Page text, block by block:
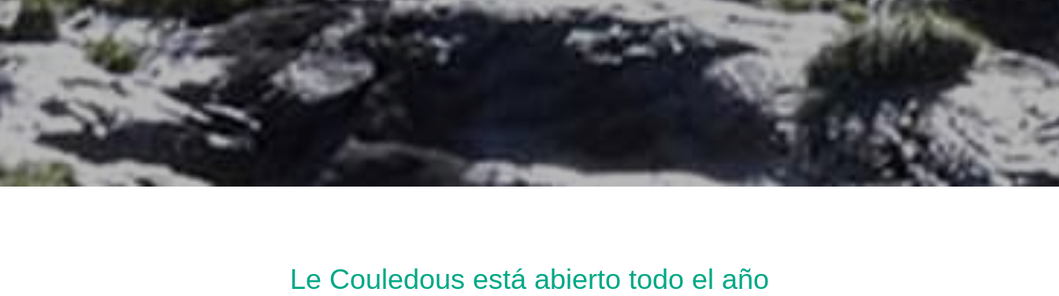
Le Couledous está abierto todo el año